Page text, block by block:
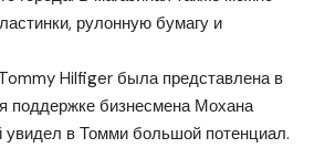
рулонную бумагу и
Hilfiger была представлена в
поддержке бизнесмена Мохана
в Томми большой потенциал.